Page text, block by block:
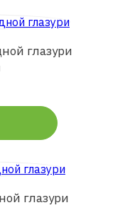
глазури
глазури